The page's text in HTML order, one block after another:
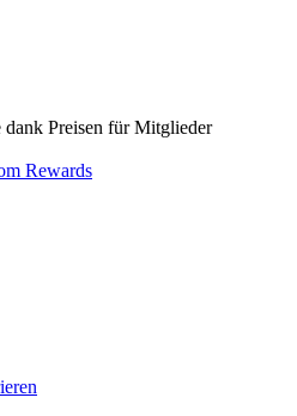
dank Preisen für Mitglieder
Rewards